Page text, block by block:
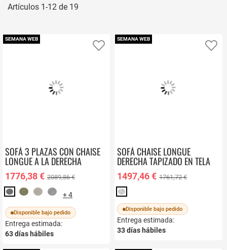
Artículos 1-12 de 19
SEMANA WEB
Añadir a favoritos
SOFÁ 3 PLAZAS CON CHAISE
LONGUE A LA DERECHA
PALERMO
1776,38 € 2089,86 €
+ 4
Disponible bajo pedido
Entrega estimada:
63días hábiles
SEMANA WEB
SOFÁ CHAISE LONGUE
DERECHA TAPIZADO EN TELA
HORUS
1497,46 € 1761,72 €
Disponible bajo pedido
Entrega estimada:
33días hábiles